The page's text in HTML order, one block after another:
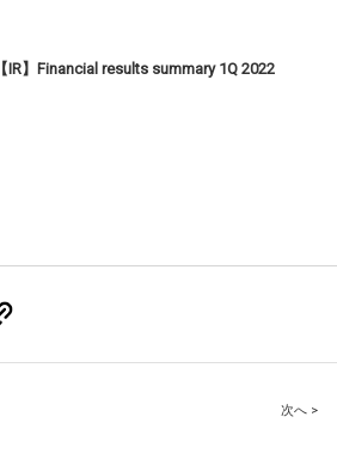
【IR】Financial results summary 1Q 2022
次へ >